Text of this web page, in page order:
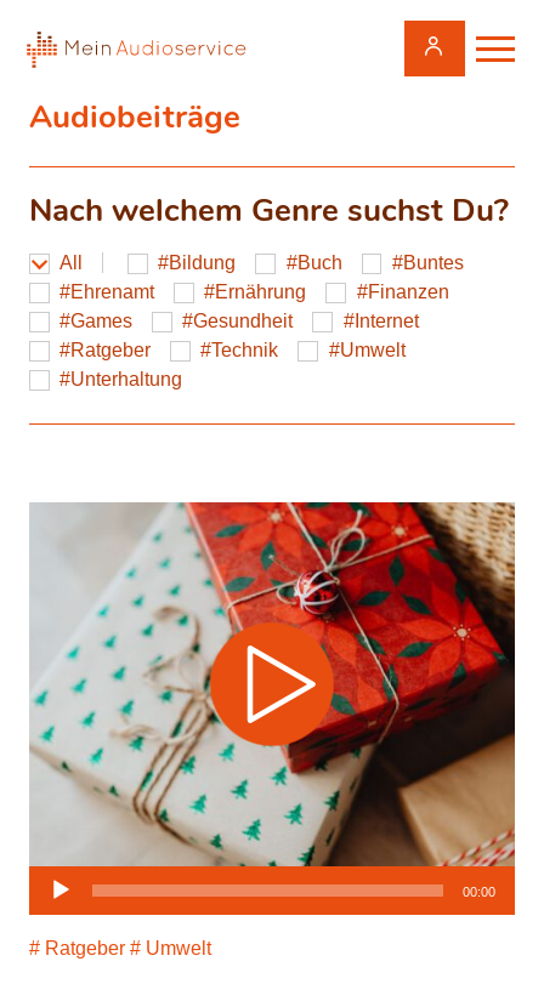
Audiobeiträge
Nach welchem Genre suchst Du?
All Bildung Buch
Buntes
Ehrenamt
Ernährung
Finanzen
Games
Gesundheit
Internet
Ratgeber
Technik
Umwelt
Unterhaltung
Ratgeber Umwelt
Audio-
00:00